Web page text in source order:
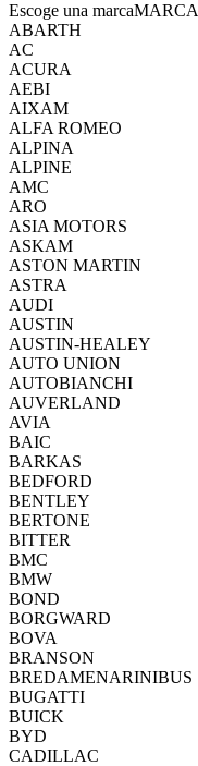
Escoge una marcaMARCA
ABARTH
AC
ACURA
AEBI
AIXAM
ALFA ROMEO
ALPINA
ALPINE
AMC
ARO
ASIA MOTORS
ASKAM
ASTON MARTIN
ASTRA
AUDI
AUSTIN
AUSTIN-HEALEY
AUTO UNION
AUTOBIANCHI
AUVERLAND
AVIA
BAIC
BARKAS
BEDFORD
BENTLEY
BERTONE
BITTER
BMC
BMW
BOND
BORGWARD
BOVA
BRANSON
BREDAMENARINIBUS
BUGATTI
BUICK
BYD
CADILLAC